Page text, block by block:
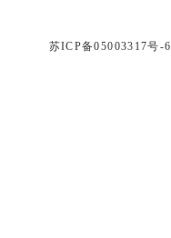
苏ICP备05003317号-6